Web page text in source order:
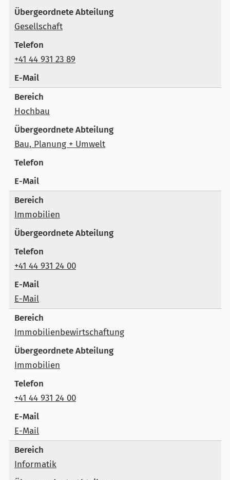
Gesellschaft
+41 44 931 23 89
Hochbau
Bau, Planung + Umwelt
Immobilien
+41 44 931 24 00
E-Mail
Immobilienbewirtschaftung
Immobilien
+41 44 931 24 00
E-Mail
Informatik